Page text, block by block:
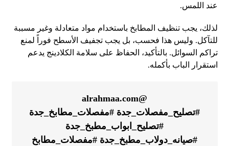
عند اللمس.
لذلك، يجب تنظيف المطابخ باستخدام مواد متعادلة وغير مسببة
للتآكل. وليس هذا فحسب، بل يجب تجفيف الأسطح فوراً لمنع
تراكم السوائل. بالتأكيد، الحفاظ على سلامة الكلادينج يدعم
استقرار الباب بأكمله.
@alrahmaa.com
#تصليح_مفصلات_جدة #مفصلات_مطابخ_جدة
#تصليح_ابواب_مطبخ_جدة
#صيانه_دولاب_مطبخ_جدة #مفصلات_مطابخ